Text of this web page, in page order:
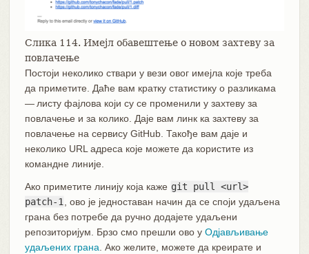
Слика 114. Имејл обавештење о новом захтеву за
повлачење
Постоји неколико ствари у вези овог имејла које треба
да приметите. Даће вам кратку статистику о разликама
— листу фајлова који су се променили у захтеву за
повлачење и за колико. Даје вам линк ка захтеву за
повлачење на сервису GitHub. Такође вам даје и
неколико URL адреса које можете да користите из
командне линије.
Ако приметите линију која каже git pull <url>
patch-1, ово је једноставан начин да се споји удаљена
грана без потребе да ручно додајете удаљени
репозиторијум. Брзо смо прешли ово у Одјављивање
удаљених грана. Ако желите, можете да креирате и